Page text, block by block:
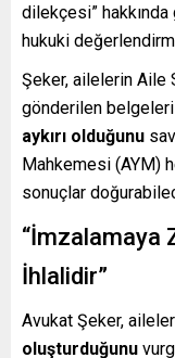
dilekçesi”
hukuki
Şeker, ailelerin Aile
gönderilen belgeleri
aykırı olduğunu
Mahkemesi (AYM)
sonuçlar
“İmzalamaya
İhlalidir”
Avukat Şeker,
oluşturduğunu